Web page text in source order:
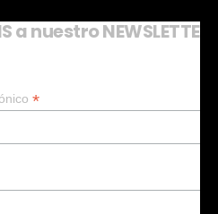
nuestro NEWSLETTER
*
a crear un